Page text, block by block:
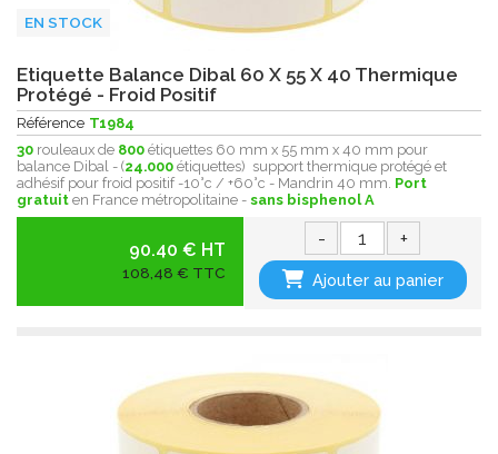
EN STOCK
Etiquette Balance Dibal 60 X 55 X 40 Thermique
Protégé - Froid Positif
Référence T1984
30 rouleaux de 800 étiquettes 60 mm x 55 mm x 40 mm pour
balance Dibal - (24.000 étiquettes) support thermique protégé et
adhésif pour froid positif -10°c / +60°c - Mandrin 40 mm. Port
gratuit en France métropolitaine - sans bisphenol A
90.40 € HT
108,48 € TTC
- +
Ajouter au panier